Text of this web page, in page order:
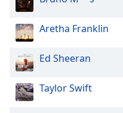
Size
Text
Edge
Style
Font
Aretha Franklin
Ed Sheeran
Taylor Swift